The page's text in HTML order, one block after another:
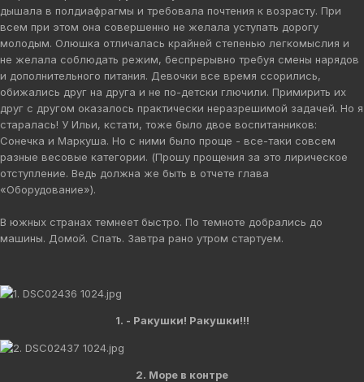
дышала в полдиафрагмы и требовала почтения к возрасту. При
всем при этом она совершенно не желала уступать дорогу
молодым. Олюшка отличалась крайней степенью легкомыслия и
не желала соблюдать режим, беспрерывно требуя смены нарядов
и дополнительного питания. Девочки все время ссорились,
обижались друг на друга и не по-детски глючили. Примирить их
друг с другом оказалось практически неразрешимой задачей. Но я
старалась! У Ильи, кстати, тоже было двое воспитанников:
Сонечка и Маркуша. Но с ними было проще - все-таки совсем
разные весовые категории. (Прошу прощения за это лирическое
отступление. Ведь должна же быть в отчете глава
«Оборудование»).
В южных странах темнеет быстро. По темноте добрались до
машины. Домой. Спать. Завтра рано утром стартуем.
1. - Ракушки! Ракушки!!!
2. Море в контре